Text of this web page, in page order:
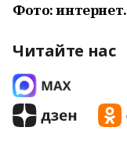
Фото: интернет.
Читайте нас